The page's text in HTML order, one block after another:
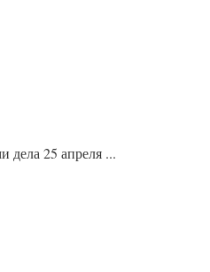
дела 25 апреля ...